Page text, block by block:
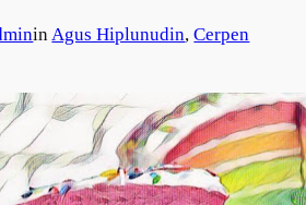
inAgus Hiplunudin, Cerpen